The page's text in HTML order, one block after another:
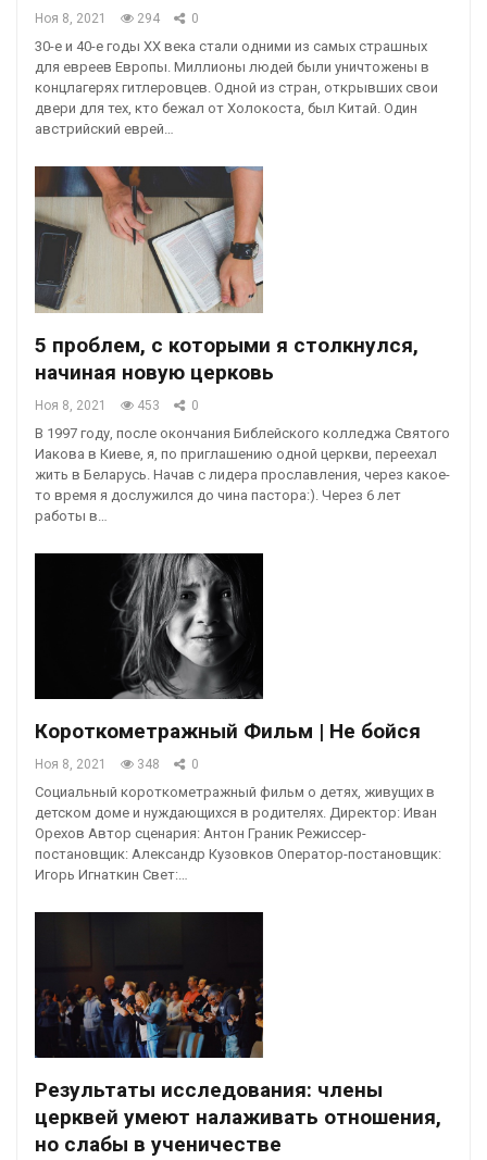
Ноя 8, 2021 294 0
30-е и 40-е годы ХХ века стали одними из самых страшных
для евреев Европы. Миллионы людей были уничтожены в
концлагерях гитлеровцев. Одной из стран, открывших свои
двери для тех, кто бежал от Холокоста, был Китай. Один
австрийский еврей…
5 проблем, с которыми я столкнулся,
начиная новую церковь
Ноя 8, 2021 453 0
В 1997 году, после окончания Библейского колледжа Святого
Иакова в Киеве, я, по приглашению одной церкви, переехал
жить в Беларусь. Начав с лидера прославления, через какое-
то время я дослужился до чина пастора:). Через 6 лет
работы в…
Короткометражный Фильм | Не бойся
Ноя 8, 2021 348 0
Социальный короткометражный фильм о детях, живущих в
детском доме и нуждающихся в родителях. Директор: Иван
Орехов Автор сценария: Антон Граник Режиссер-
постановщик: Александр Кузовков Оператор-постановщик:
Игорь Игнаткин Свет:…
Результаты исследования: члены
церквей умеют налаживать отношения,
но слабы в ученичестве